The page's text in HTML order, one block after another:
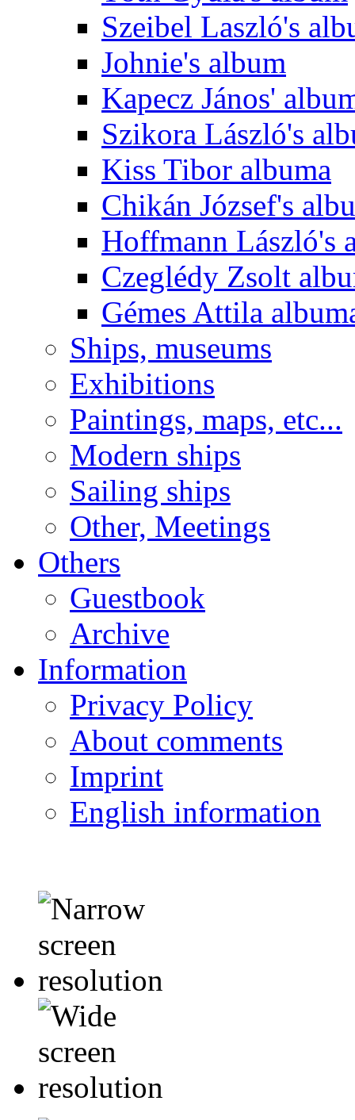
Szeibel Laszló's
Johnie's album
Kapecz János'
Szikora László's
Kiss Tibor albuma
Chikán József's
Hoffmann László's
Czeglédy Zsolt
Gémes Attila
Ships, museums
Exhibitions
Paintings, maps, etc...
Modern ships
Sailing ships
Other, Meetings
Others
Guestbook
Archive
Information
Privacy Policy
About comments
Imprint
English information